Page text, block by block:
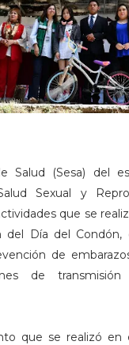
Salud (Sesa) del
Sexual y
que se
del Día del
de
de
que se realizó en